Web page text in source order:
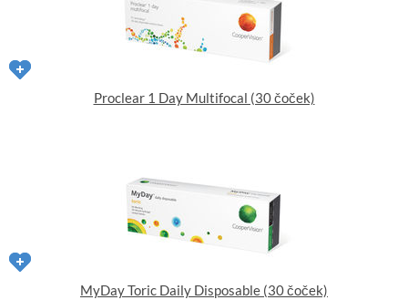
Proclear 1 Day Multifocal (30 čoček)
MyDay Toric Daily Disposable (30 čoček)